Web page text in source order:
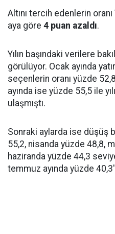
Altını tercih edenlerin
aya göre 4 puan azaldı.
Yılın başındaki verilere
görülüyor. Ocak ayında
seçenlerin oranı yüzde
ayında ise yüzde 55,5 ile
ulaşmıştı.
Sonraki aylarda ise düşüş
55,2, nisanda yüzde 48,8,
haziranda yüzde 44,3
temmuz ayında yüzde